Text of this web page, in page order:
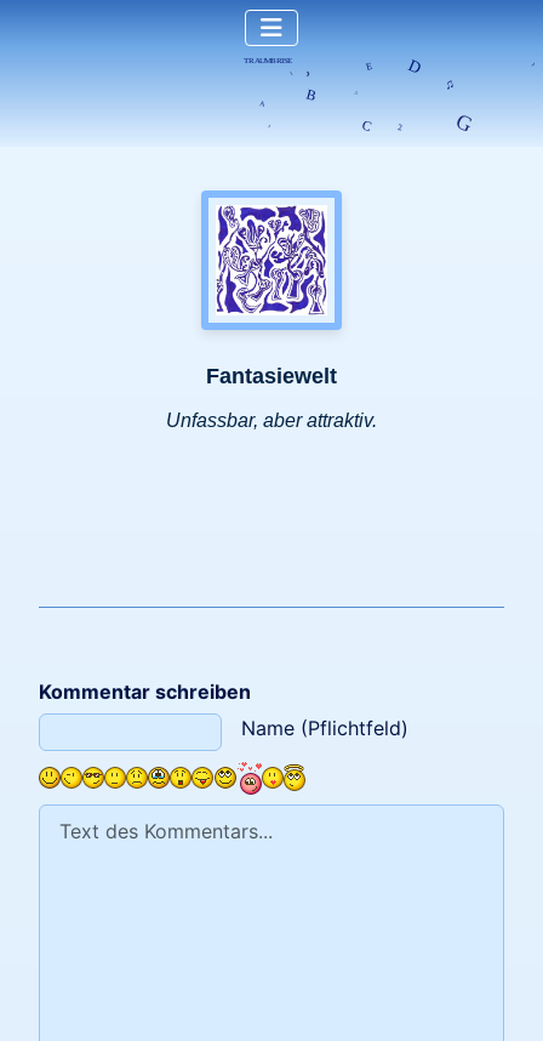
Fantasiewelt
Unfassbar, aber attraktiv.
Kommentar schreiben
Name (Pflichtfeld)
Text des Kommentars